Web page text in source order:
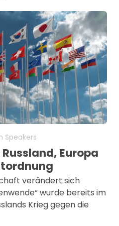
Speakers
Europa
verändert sich
wurde bereits im
Krieg gegen die